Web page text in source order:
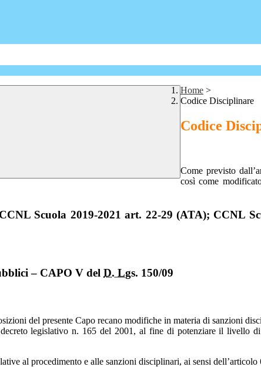
Home >
Codice Disciplinare
Codice
Come previsto
così come
Scuola 2019-2021 art. 22-29 (ATA); CCNL
– CAPO V del D. Lgs. 150/09
del presente Capo recano modifiche in materia di sanzioni
legislativo n. 165 del 2001, al fine di potenziare il livello
al procedimento e alle sanzioni disciplinari, ai sensi